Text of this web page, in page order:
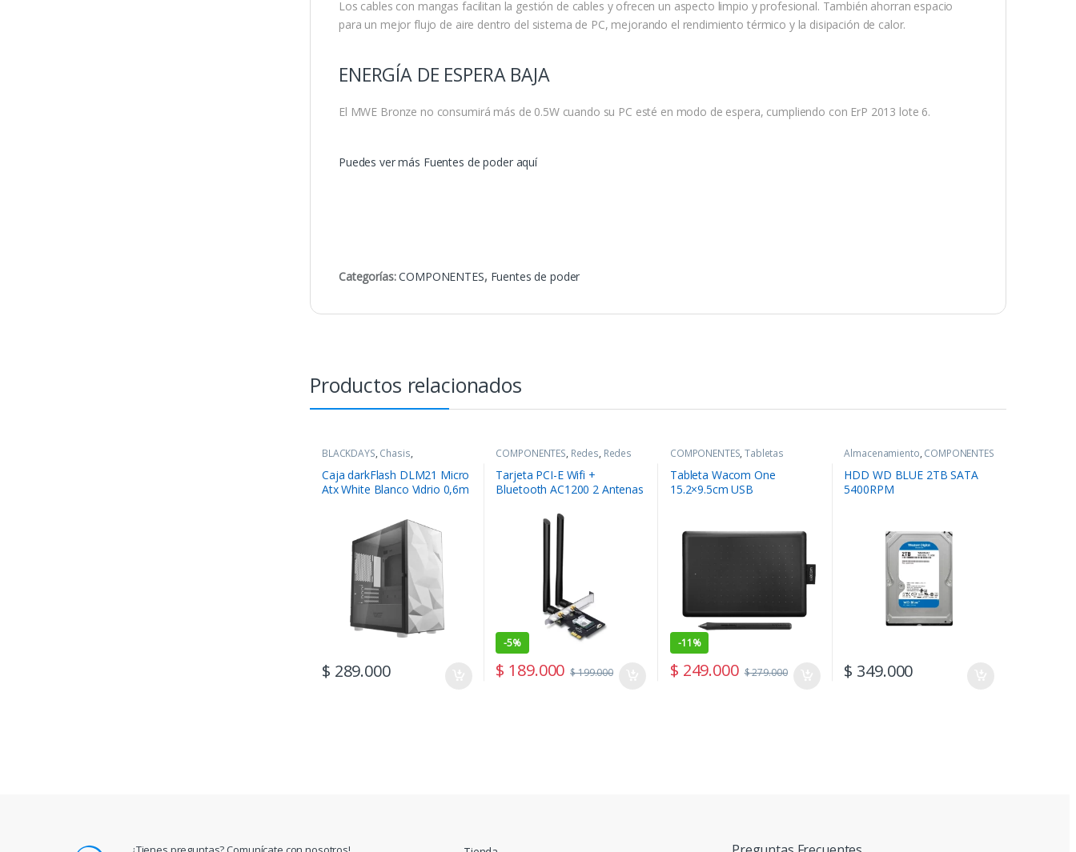
Los cables con mangas facilitan la gestión de cables y ofrecen un aspecto limpio y profesional. También ahorran espacio
para un mejor flujo de aire dentro del sistema de PC, mejorando el rendimiento térmico y la disipación de calor.
ENERGÍA DE ESPERA BAJA
El MWE Bronze no consumirá más de 0.5W cuando su PC esté en modo de espera, cumpliendo con ErP 2013 lote 6.
Puedes ver más Fuentes de poder aquí
Categorías:COMPONENTES, Fuentes de poder
Productos relacionados
BLACKDAYS, Chasis,
COMPONENTES
Caja darkFlash DLM21 Micro
Atx White Blanco Vidrio 0,6m
$ 289.000
COMPONENTES, Redes, Redes
Tarjeta PCI-E Wifi +
Bluetooth AC1200 2 Antenas
-5%
$ 189.000 $199.000
COMPONENTES,Tabletas
Tableta Wacom One
15.2×9.5cm USB
-11%
$ 249.000 $279.000
Almacenamiento, COMPONENTES
HDD WD BLUE 2TB SATA
5400RPM
$ 349.000